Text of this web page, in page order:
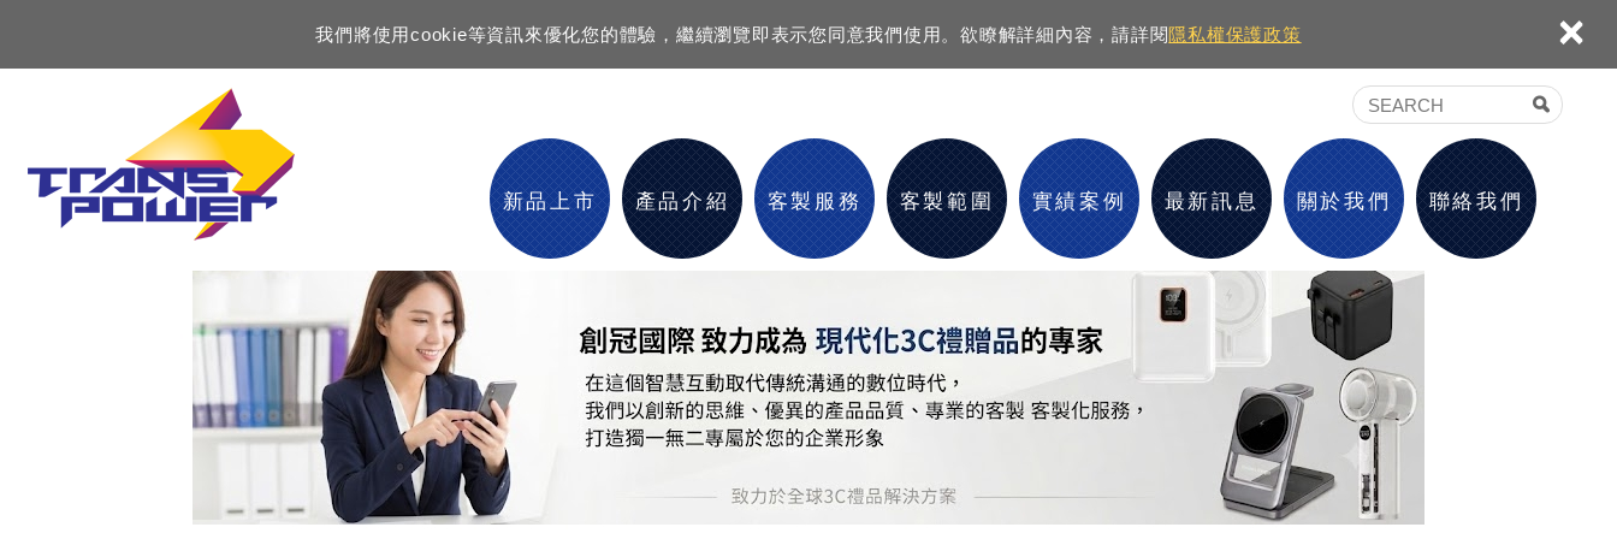
我們將使用cookie等資訊來優化您的體驗，繼續瀏覽即表示您同意我們使用。欲瞭解詳細內容，請詳閱隱私權保護政策 ×
新品上市 產品介紹 客製服務 客製範圍 實績案例 最新訊息 關於我們 聯絡我們